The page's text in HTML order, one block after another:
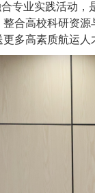
专业实践活动
合高校科研资
多高素质航运人